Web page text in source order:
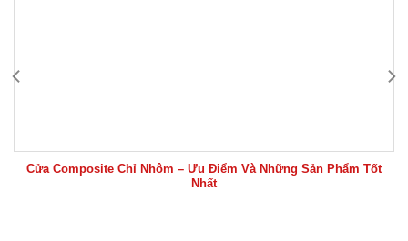
Cửa Composite Chỉ Nhôm – Ưu Điểm Và Những Sản Phẩm Tốt
Nhất